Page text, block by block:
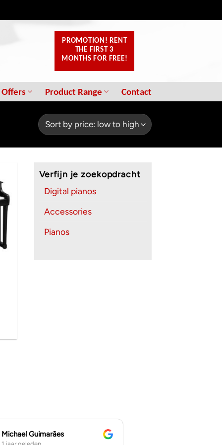
PROMOTION! RENT
THE FIRST 3
MONTHS FOR FREE!
Product Range Contact
Verfijn je zoekopdracht
Digital pianos
Accessories
Pianos
Michael Guimarães